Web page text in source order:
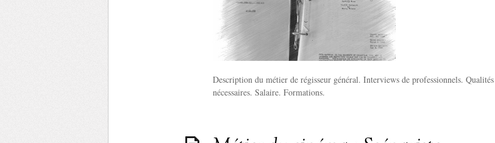
Description du métier de régisseur général. Interviews de professionnels. Qualités
nécessaires. Salaire. Formations.